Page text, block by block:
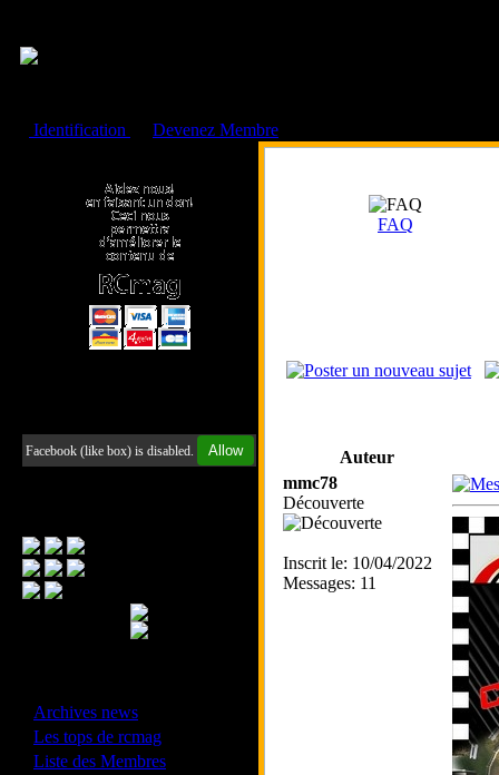
Identification
Devenez Membre
Facebook (like box) is disabled. Allow
Archives news
Les tops de rcmag
Liste des Membres
FAQ
Auteur
mmc78
Découverte
Inscrit le: 10/04/2022
Messages: 11